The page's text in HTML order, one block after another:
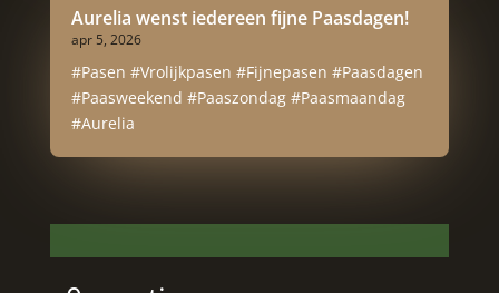
Aurelia wenst iedereen fijne Paasdagen!
apr 5, 2026
#Pasen #Vrolijkpasen #Fijnepasen #Paasdagen
#Paasweekend #Paaszondag #Paasmaandag
#Aurelia